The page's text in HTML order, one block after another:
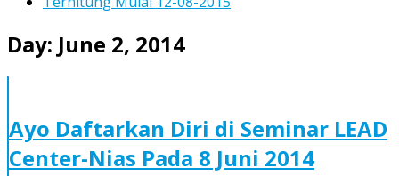
Day: June 2, 2014
Ayo Daftarkan Diri di Seminar LEAD
Center-Nias Pada 8 Juni 2014